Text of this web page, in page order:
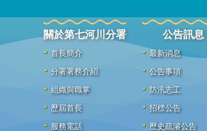
關於第七河川分署
首長簡介
分署署務介紹
組織與職掌
歷屆首長
服務電話
公告訊息
最新消息
公告事項
防汛志工
招標公告
歷史疏濬公告